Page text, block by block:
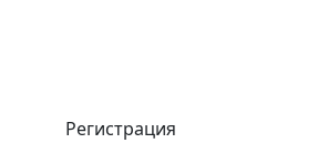
Регистрация